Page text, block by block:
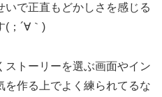
で正直もどかしさを感じる
(；´∀｀)
ストーリーを選ぶ画面やイン
作る上でよく練られてるな